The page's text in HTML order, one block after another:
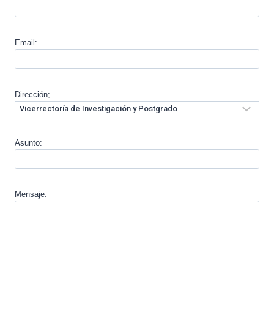
Email:
Dirección;
Asunto:
Mensaje: